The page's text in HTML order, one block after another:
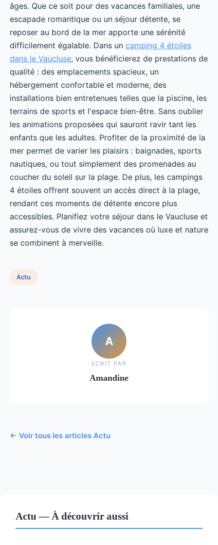
âges. Que ce soit pour des vacances familiales, une
escapade romantique ou un séjour détente, se
reposer au bord de la mer apporte une sérénité
difficilement égalable. Dans un camping 4 étoiles
dans le Vaucluse, vous bénéficierez de prestations de
qualité : des emplacements spacieux, un
hébergement confortable et moderne, des
installations bien entretenues telles que la piscine, les
terrains de sports et l'espace bien-être. Sans oublier
les animations proposées qui sauront ravir tant les
enfants que les adultes. Profiter de la proximité de la
mer permet de varier les plaisirs : baignades, sports
nautiques, ou tout simplement des promenades au
coucher du soleil sur la plage. De plus, les campings
4 étoiles offrent souvent un accès direct à la plage,
rendant ces moments de détente encore plus
accessibles. Planifiez votre séjour dans le Vaucluse et
assurez-vous de vivre des vacances où luxe et nature
se combinent à merveille.
Actu
A
ECRIT PAR
Amandine
← Voir tous les articles Actu
Actu — À découvrir aussi